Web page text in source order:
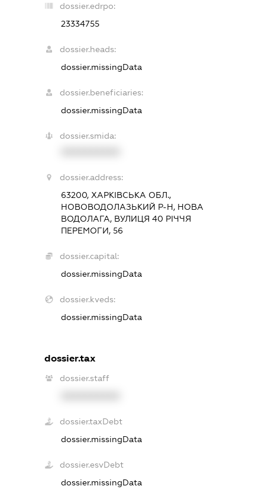
dossier.edrpo:
23334755
dossier.heads:
dossier.missingData
dossier.beneficiaries:
dossier.missingData
dossier.smida:
dossier.address:
63200, ХАРКІВСЬКА ОБЛ.,
НОВОВОДОЛАЗЬКИЙ Р-Н, НОВА
ВОДОЛАГА, ВУЛИЦЯ 40 РІЧЧЯ
ПЕРЕМОГИ, 56
dossier.capital:
dossier.missingData
dossier.kveds:
dossier.missingData
dossier.tax
dossier.staff
dossier.taxDebt
dossier.missingData
dossier.esvDebt
dossier.missingData